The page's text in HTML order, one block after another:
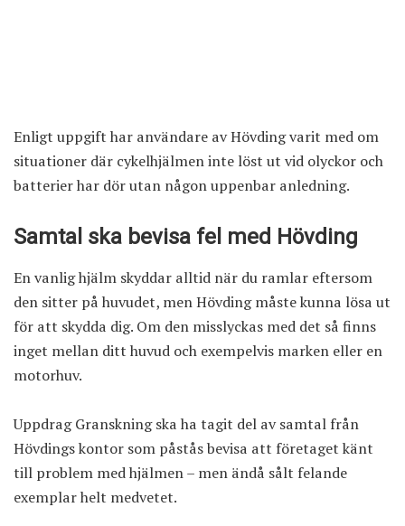
Enligt uppgift har användare av Hövding varit med om
situationer där cykelhjälmen inte löst ut vid olyckor och
batterier har dör utan någon uppenbar anledning.
Samtal ska bevisa fel med Hövding
En vanlig hjälm skyddar alltid när du ramlar eftersom
den sitter på huvudet, men Hövding måste kunna lösa ut
för att skydda dig. Om den misslyckas med det så finns
inget mellan ditt huvud och exempelvis marken eller en
motorhuv.
Uppdrag Granskning ska ha tagit del av samtal från
Hövdings kontor som påstås bevisa att företaget känt
till problem med hjälmen – men ändå sålt felande
exemplar helt medvetet.